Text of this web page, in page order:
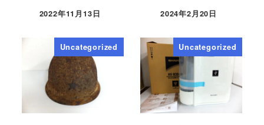
2022年11月13日 2024年2月20日
Uncategorized Uncategorized